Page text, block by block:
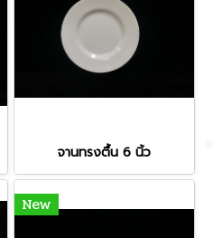
จานทรงตื้น 6 นิ้ว
New